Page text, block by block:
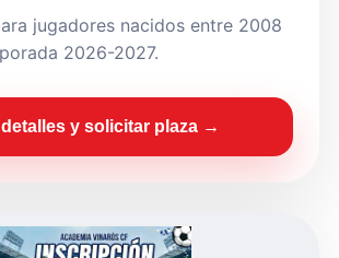
jugadores nacidos entre 2008
2026-2027.
detalles y solicitar plaza →